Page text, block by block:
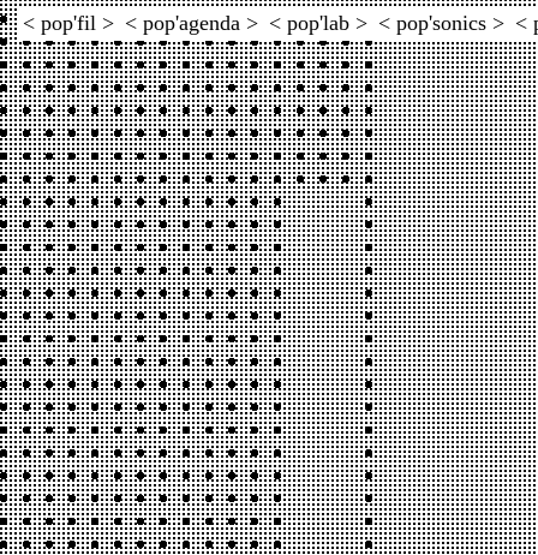
< pop'fil > < pop'agenda > < pop'lab > < pop'sonics > <